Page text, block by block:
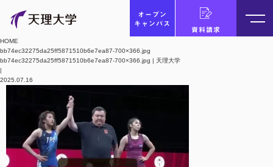
オープン
キャンパス
資料請求
HOME
bb74ec32275da25ff5871510b6e7ea87-700×366.jpg
bb74ec32275da25ff5871510b6e7ea87-700×366.jpg | 天理大学
|
2025.07.16